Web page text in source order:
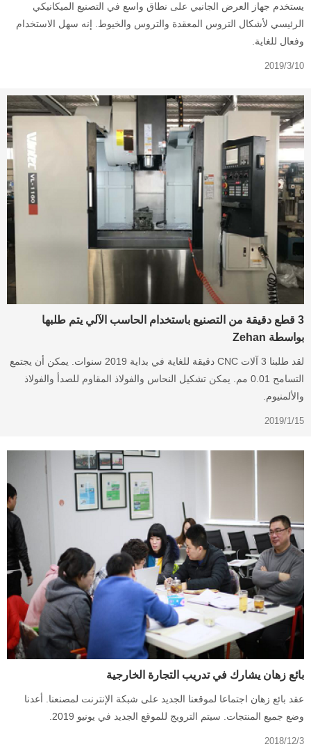
يستخدم جهاز العرض الجانبي على نطاق واسع في التصنيع الميكانيكي
الرئيسي لأشكال التروس المعقدة والتروس والخيوط. إنه سهل الاستخدام
وفعال للغاية.
2019/3/10
3 قطع دقيقة من التصنيع باستخدام الحاسب الآلي يتم طلبها
بواسطة Zehan
لقد طلبنا 3 آلات CNC دقيقة للغاية في بداية 2019 سنوات. يمكن أن يجتمع
التسامح 0.01 مم. يمكن تشكيل النحاس والفولاذ المقاوم للصدأ والفولاذ
والألمنيوم.
2019/1/15
بائع زهان يشارك في تدريب التجارة الخارجية
عقد بائع زهان اجتماعا لموقعنا الجديد على شبكة الإنترنت لمصنعنا. أعدنا
وضع جميع المنتجات. سيتم الترويج للموقع الجديد في يونيو 2019.
2018/12/3